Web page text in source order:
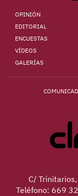
OPINIÓN
EDITORIAL
ENCUESTAS
VÍDEOS
GALERÍAS
C/
Teléfono: 669